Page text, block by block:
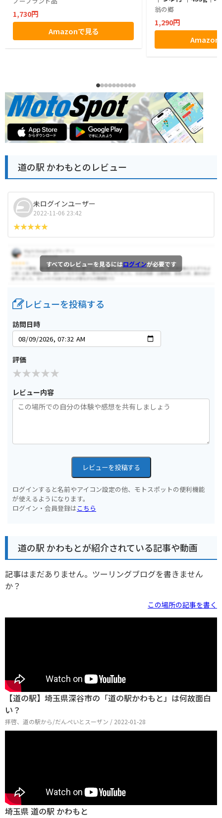
1,730円
Amazonで見る
翁の郷
1,290円
Amazon
道の駅 かわもとのレビュー
未ログインユーザー
2022-11-06 23:42
すべてのレビューを見るにはログインが必要です
レビューを投稿する
訪問日時
評価
レビュー内容
レビューを投稿する
ログインすると名前やアイコン設定の他、モトスポットの便利機能
が使えるようになります。
ログイン・会員登録はこちら
道の駅 かわもとが紹介されている記事や動画
記事はまだありません。ツーリングブログを書きません
か？
この場所の記事を書く
【道の駅】埼玉県深谷市の「道の駅かわもと」は何故面白
い？
拝啓、道の駅から/だんぺいとスーザン / 2022-01-28
埼玉県 道の駅 かわもと